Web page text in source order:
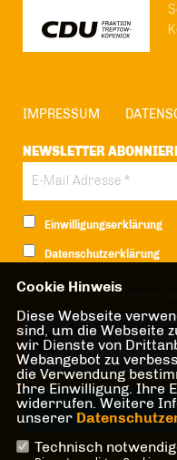
IMPRESSUM
NEWSLETTER
Einwilligungserklärung
Datenschutzerklärung
der nachfolgenden
Anti-Roboter-
Hier
* Pflichtfeld!
Cookie Hinweis
Diese Webseite
sind, um die Webseite
wir Dienste von
Webangebot zu
die Verwendung
Ihre Einwilligung. Ihre
widerrufen. Weitere
unserer
Technisch